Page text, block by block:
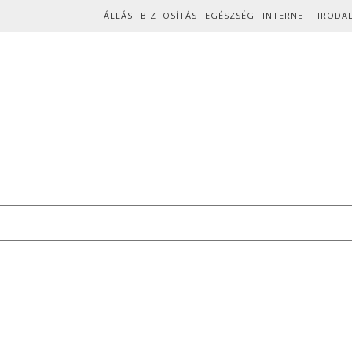
ÁLLÁS BIZTOSÍTÁS EGÉSZSÉG INTERNET